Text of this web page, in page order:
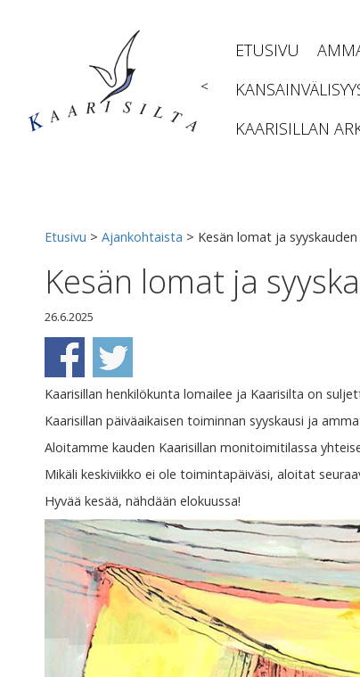
<
ETUSIVU
KAARISILLAN
Etusivu > Ajankohtaista > Kesän lomat ja
Kesän lomat ja
26.6.2025
Kaarisillan henkilökunta lomailee ja Kaarisilta on
Kaarisillan päiväaikaisen toiminnan syyskausi ja
Aloitamme kauden Kaarisillan monitoimitilassa
Mikäli keskiviikko ei ole toimintapäiväsi, aloitat
Hyvää kesää, nähdään elokuussa!